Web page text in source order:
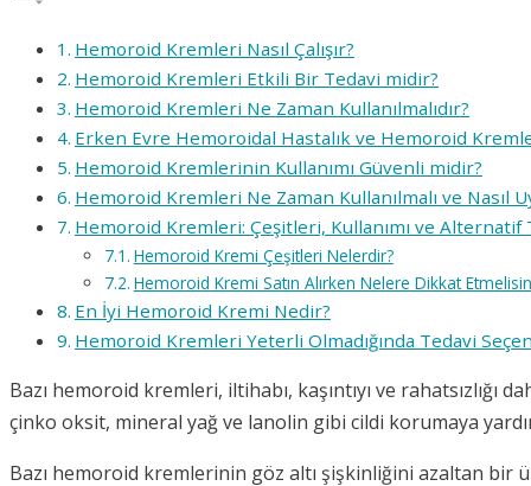
Hemoroid Kremleri Nasıl Çalışır?
Hemoroid Kremleri Etkili Bir Tedavi midir?
Hemoroid Kremleri Ne Zaman Kullanılmalıdır?
Erken Evre Hemoroidal Hastalık ve Hemoroid
Hemoroid Kremlerinin Kullanımı Güvenli midir?
Hemoroid Kremleri Ne Zaman Kullanılmalı ve Nasıl
Hemoroid Kremleri: Çeşitleri, Kullanımı ve Alternatif
Hemoroid Kremi Çeşitleri Nelerdir?
Hemoroid Kremi Satın Alırken Nelere Dikkat
En İyi Hemoroid Kremi Nedir?
Hemoroid Kremleri Yeterli Olmadığında Tedavi
Bazı hemoroid kremleri, iltihabı, kaşıntıyı ve
çinko oksit, mineral yağ ve lanolin gibi cildi korumaya
Bazı hemoroid kremlerinin göz altı şişkinliğini azaltan bir